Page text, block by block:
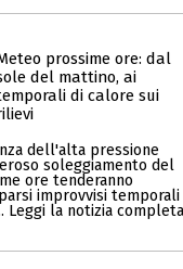
prossime ore: dal
del mattino, ai
di calore sui
dell'alta pressione
soleggiamento del
ore tenderanno
improvvisi temporali
Leggi la notizia completa